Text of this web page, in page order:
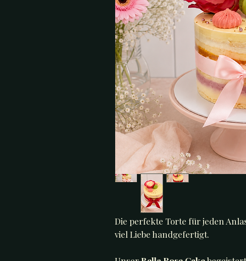
Die perfekte Torte für jeden
viel Liebe handgefertigt.